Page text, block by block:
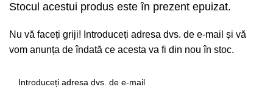
Stocul acestui produs este în prezent epuizat.
Nu vă faceți griji! Introduceți adresa dvs. de e-mail și vă
vom anunța de îndată ce acesta va fi din nou în stoc.